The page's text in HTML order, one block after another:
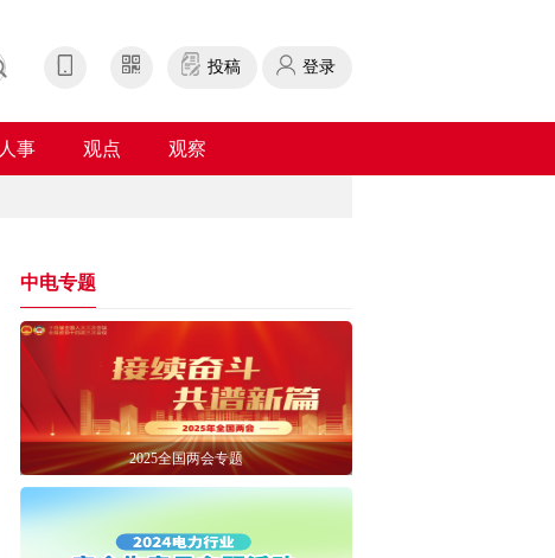
投稿 登录
人事 观点 观察
中电专题
2025全国两会专题